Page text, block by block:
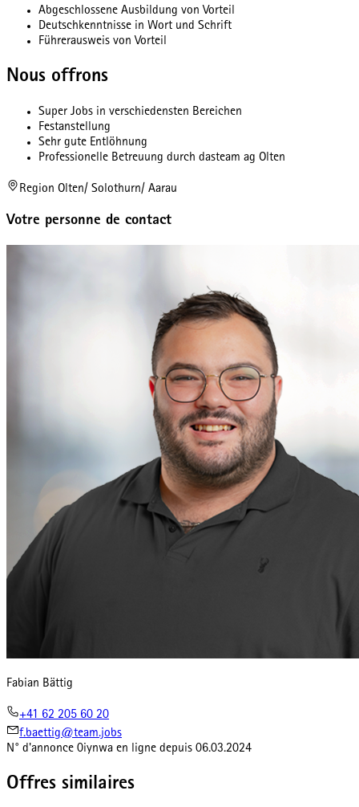
Abgeschlossene Ausbildung von Vorteil
Deutschkenntnisse in Wort und Schrift
Führerausweis von Vorteil
Nous offrons
Super Jobs in verschiedensten Bereichen
Festanstellung
Sehr gute Entlöhnung
Professionelle Betreuung durch dasteam ag Olten
Region Olten/ Solothurn/ Aarau
Votre personne de contact
Fabian Bättig
+41 62 205 60 20
f.baettig@team.jobs
N° d'annonce 0iynwa en ligne depuis 06.03.2024
Offres similaires